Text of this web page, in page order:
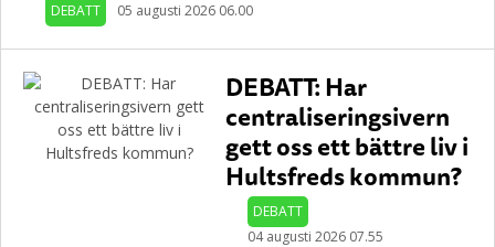
DEBATT 05 augusti 2026 06.00
DEBATT: Har
centraliseringsivern
gett oss ett bättre liv i
Hultsfreds kommun?
DEBATT
04 augusti 2026 07.55